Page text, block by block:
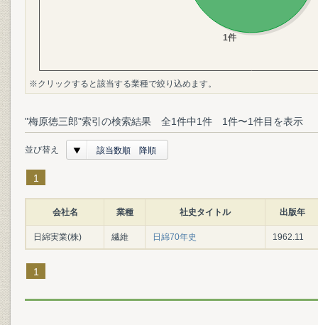
※クリックすると該当する業種で絞り込めます。
"梅原徳三郎"索引の検索結果 全1件中1件 1件〜1件目を表示
並び替え 該当数順 降順
1
会社名 業種 社史タイトル 出版年
日綿実業(株) 繊維 日綿70年史 1962.11
1